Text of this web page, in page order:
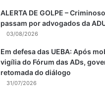
ALERTA DE GOLPE –
passam por advogados da
03/08/2026
Em defesa das UEBA: Após
vigília do Fórum das ADs,
retomada do diálogo
31/07/2026